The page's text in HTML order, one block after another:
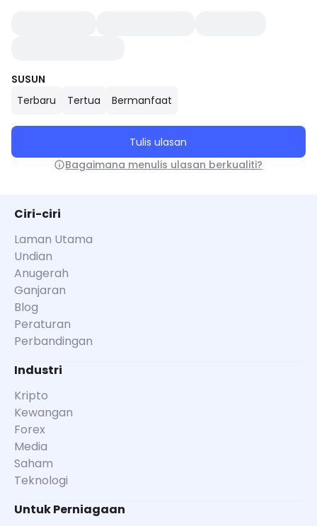
SUSUN
Terbaru
Tertua Bermanfaat
Tulis ulasan
Bagaimana menulis ulasan berkualiti?
Ciri-ciri
Laman Utama
Undian
Anugerah
Ganjaran
Blog
Peraturan
Perbandingan
Industri
Kripto
Kewangan
Forex
Media
Saham
Teknologi
Untuk Perniagaan